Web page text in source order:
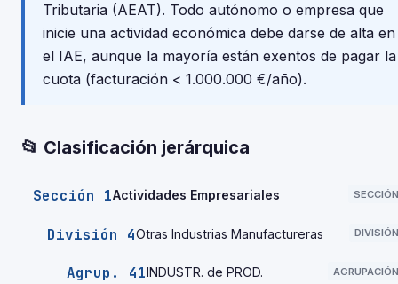
Tributaria (AEAT). Todo autónomo o empresa que
inicie una actividad económica debe darse de alta en
el IAE, aunque la mayoría están exentos de pagar la
cuota (facturación < 1.000.000 €/año).
📂 Clasificación jerárquica
Sección 1Actividades Empresariales SECCIÓN
División 4Otras Industrias Manufactureras DIVISIÓN
Agrup. 41INDUSTR. de PROD.
AGRUPACIÓN